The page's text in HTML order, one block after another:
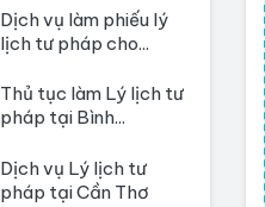
lịch tư pháp cho...
pháp tại Bình...
pháp tại Cần Thơ